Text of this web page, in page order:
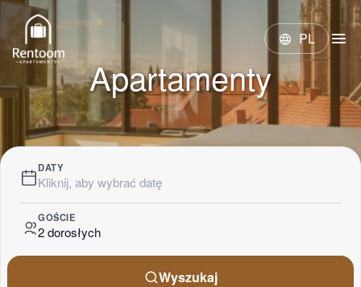
language PL menu
Apartamenty
DATY
Kliknij, aby wybrać datę
GOŚCIE
2 dorosłych
Wyszukaj